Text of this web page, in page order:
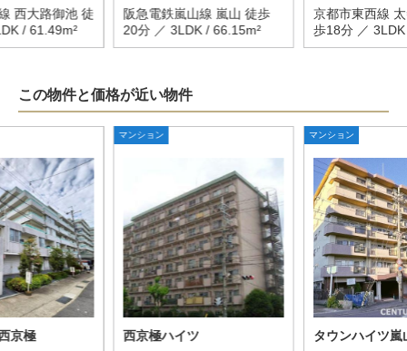
西大路御池 徒
/ 61.49m²
阪急電鉄嵐山線 嵐山 徒歩
20分 ／ 3LDK / 66.15m²
京都市東西線
歩18分 ／
この物件と価格が近い物件
京極
マンション
西京極ハイツ
マンション
タウンハイツ嵐